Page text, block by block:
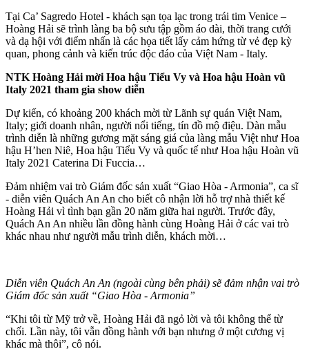
Tại Ca’ Sagredo Hotel - khách sạn tọa lạc trong trái tim Venice –
Hoàng Hải sẽ trình làng ba bộ sưu tập gồm áo dài, thời trang cưới
và dạ hội với điểm nhấn là các họa tiết lấy cảm hứng từ vẻ đẹp kỳ
quan, phong cảnh và kiến trúc độc đáo của Việt Nam - Italy.
NTK Hoàng Hải mời Hoa hậu Tiểu Vy và Hoa hậu Hoàn vũ
Italy 2021 tham gia show diễn
Dự kiến, có khoảng 200 khách mời từ Lãnh sự quán Việt Nam,
Italy; giới doanh nhân, người nổi tiếng, tín đồ mộ điệu. Dàn mẫu
trình diễn là những gương mặt sáng giá của làng mẫu Việt như Hoa
hậu H’hen Niê, Hoa hậu Tiểu Vy và quốc tế như Hoa hậu Hoàn vũ
Italy 2021 Caterina Di Fuccia…
Đảm nhiệm vai trò Giám đốc sản xuất “Giao Hòa - Armonia”, ca sĩ
- diễn viên Quách An An cho biết cô nhận lời hỗ trợ nhà thiết kế
Hoàng Hải vì tình bạn gần 20 năm giữa hai người. Trước đây,
Quách An An nhiều lần đồng hành cùng Hoàng Hải ở các vai trò
khác nhau như người mẫu trình diễn, khách mời…
Diễn viên Quách An An (ngoài cùng bên phải) sẽ đảm nhận vai trò
Giám đốc sản xuất “Giao Hòa - Armonia”
“Khi tôi từ Mỹ trở về, Hoàng Hải đã ngỏ lời và tôi không thể từ
chối. Lần này, tôi vẫn đồng hành với bạn nhưng ở một cương vị
khác mà thôi”, cô nói.